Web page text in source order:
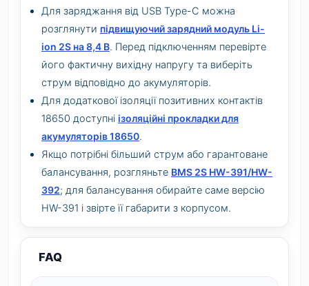
Для заряджання від USB Type-C можна
розглянути підвищуючий зарядний модуль Li-
ion 2S на 8,4 В. Перед підключенням перевірте
його фактичну вихідну напругу та виберіть
струм відповідно до акумуляторів.
Для додаткової ізоляції позитивних контактів
18650 доступні ізоляційні прокладки для
акумуляторів 18650.
Якщо потрібні більший струм або гарантоване
балансування, розгляньте BMS 2S HW-391/HW-
392; для балансування обирайте саме версію
HW-391 і звірте її габарити з корпусом.
FAQ